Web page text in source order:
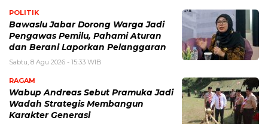
POLITIK
Bawaslu Jabar Dorong Warga Jadi
Pengawas Pemilu, Pahami Aturan
dan Berani Laporkan Pelanggaran
Sabtu, 8 Agu 2026 - 15:33 WIB
RAGAM
Wabup Andreas Sebut Pramuka Jadi
Wadah Strategis Membangun
Karakter Generasi ‎